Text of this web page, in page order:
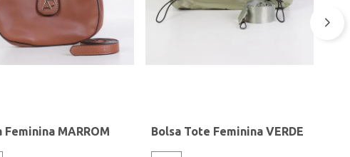
Feminina MARROM Bolsa Tote Feminina VERDE